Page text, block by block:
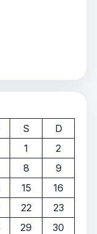
S
D
1
2
8
9
15
16
22
23
29
30